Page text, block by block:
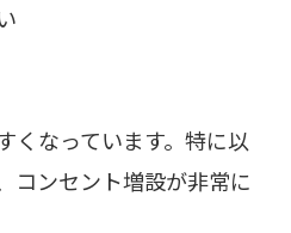
くなっています。特に以
コンセント増設が非常に